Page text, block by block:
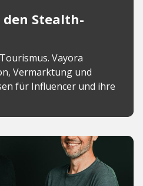
Stealth-
Vayora
Vermarktung und
für Influencer und ihre